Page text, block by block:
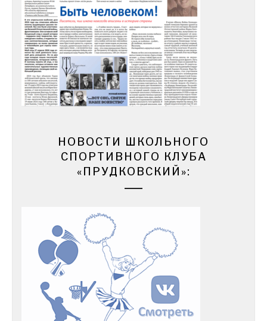
НОВОСТИ ШКОЛЬНОГО
СПОРТИВНОГО КЛУБА
«ПРУДКОВСКИЙ»: